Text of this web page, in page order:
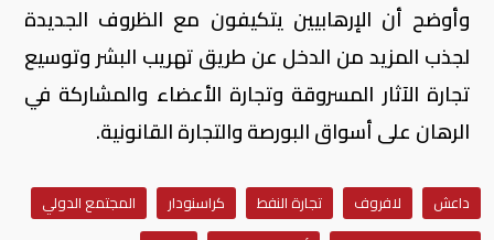
وأوضح أن الإرهابيين يتكيفون مع الظروف الجديدة
لجذب المزيد من الدخل عن طريق تهريب البشر وتوسيع
تجارة الآثار المسروقة وتجارة الأعضاء والمشاركة في
الرهان على أسواق البورصة والتجارة القانونية.
داعش لافروف تجارة النفط كراسنودار
المجتمع الدولي